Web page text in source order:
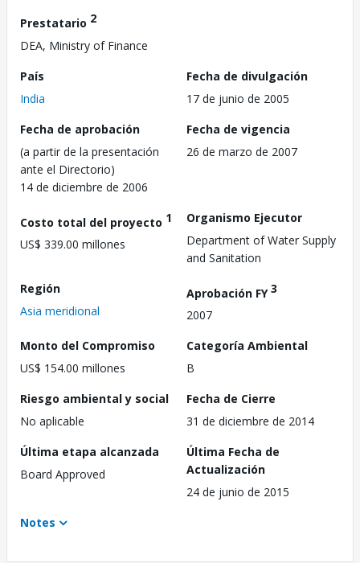
Prestatario 2
DEA, Ministry of Finance
País
India
Fecha de divulgación
17 de junio de 2005
Fecha de aprobación
(a partir de la presentación
ante el Directorio)
14 de diciembre de 2006
Fecha de vigencia
26 de marzo de 2007
Costo total del proyecto 1
US$ 339.00 millones
Organismo Ejecutor
Department of Water Supply
and Sanitation
Región
Asia meridional
Aprobación FY3
2007
Monto del Compromiso
US$ 154.00 millones
Categoría Ambiental
B
Riesgo ambiental y social
No aplicable
Fecha de Cierre
31 de diciembre de 2014
Última etapa alcanzada
Board Approved
Última Fecha de
Actualización
24 de junio de 2015
Notes